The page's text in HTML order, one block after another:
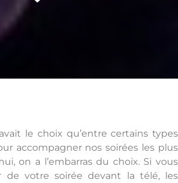
le choix qu’entre certains types
accompagner nos soirées les plus
on a l’embarras du choix. Si vous
de votre soirée devant la télé, les